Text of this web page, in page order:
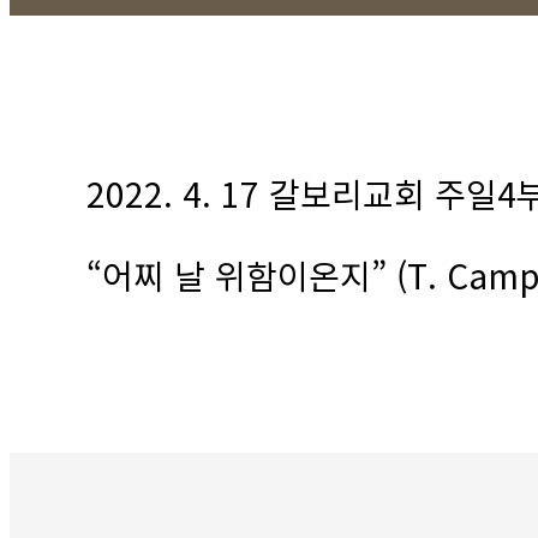
2022. 4. 17 갈보리교회 주일4
“어찌 날 위함이온지” (T.